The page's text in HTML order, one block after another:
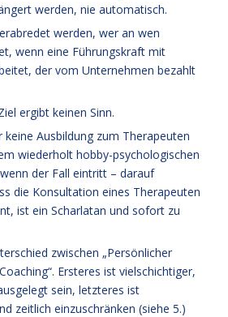
werden, nie automatisch.
werden, wer an wen
wenn eine Führungskraft mit
der vom Unternehmen bezahlt
ergibt keinen Sinn.
keine Ausbildung zum Therapeuten
wiederholt hobby-psychologischen
der Fall eintritt – darauf
die Konsultation eines Therapeuten
ist ein Scharlatan und sofort zu
zwischen „Persönlicher
Ersteres ist vielschichtiger,
sein, letzteres ist
zeitlich einzuschränken (siehe 5.)